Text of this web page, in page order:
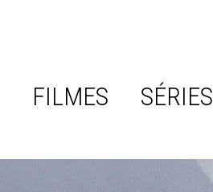
FILMES SÉRIES